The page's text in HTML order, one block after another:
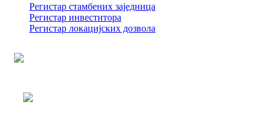
Регистар стамбених заједница
Регистар инвеститора
Регистар локацијских дозвола